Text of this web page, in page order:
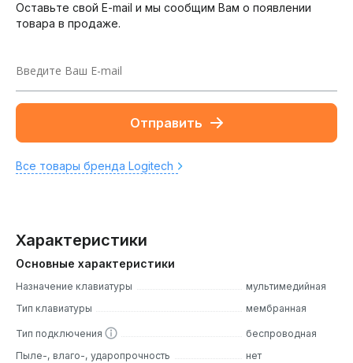
Оставьте свой E-mail и мы сообщим Вам о появлении
товара в продаже.
Отправить
Все товары бренда Logitech
Характеристики
Основные характеристики
Назначение клавиатуры
мультимедийная
Тип клавиатуры
мембранная
Тип подключения
беспроводная
Пыле-, влаго-, ударопрочность
нет